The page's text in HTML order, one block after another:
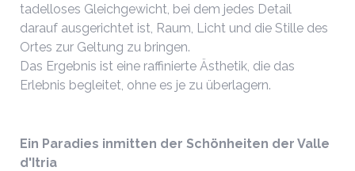
tadelloses Gleichgewicht, bei dem jedes Detail
darauf ausgerichtet ist, Raum, Licht und die Stille des
Ortes zur Geltung zu bringen.
Das Ergebnis ist eine raffinierte Ästhetik, die das
Erlebnis begleitet, ohne es je zu überlagern.
Ein Paradies inmitten der Schönheiten der Valle
d'Itria